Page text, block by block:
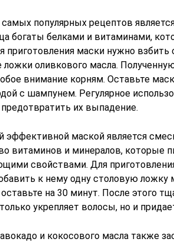
популярных рецептов
богаты белками и витаминами,
приготовления маски нужно
оливкового масла.
внимание корням. Оставьте
с шампунем. Регулярное
их выпадение.
эффективной маской является
витаминов и минералов, которые
свойствами. Для
к нему одну столовую
на 30 минут. После этого
укрепляет волосы, но и
и кокосового масла также